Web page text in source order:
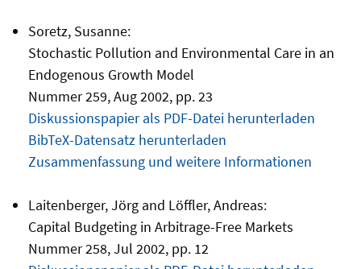
Soretz, Susanne:
Stochastic Pollution and Environmental Care in an
Endogenous Growth Model
Nummer 259, Aug 2002, pp. 23
Diskussionspapier als PDF-Datei herunterladen
BibTeX-Datensatz herunterladen
Zusammenfassung und weitere Informationen
Laitenberger, Jörg and Löffler, Andreas:
Capital Budgeting in Arbitrage-Free Markets
Nummer 258, Jul 2002, pp. 12